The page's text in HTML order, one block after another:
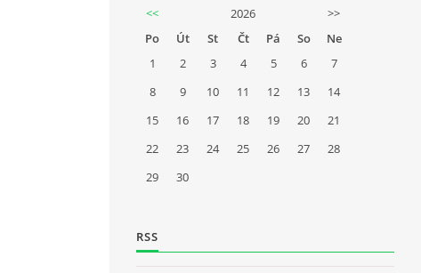
<<
2026
>>
Po
Út St Čt Pá So
Ne
1
2 3 4 5 6
7
8
9 10 11 12 13
14
15
16 17 18 19 20
21
22
23 24 25 26 27
28
29
30
RSS